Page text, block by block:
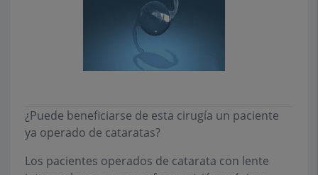
¿Puede beneficiarse de esta cirugía un paciente
ya operado de cataratas?
Los pacientes operados de catarata con lente